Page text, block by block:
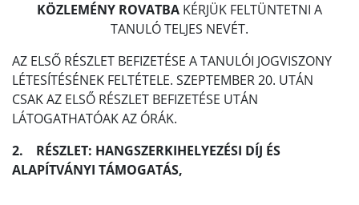
KÖZLEMÉNY ROVATBA KÉRJÜK FELTÜNTETNI A
TANULÓ TELJES NEVÉT.
AZ ELSŐ RÉSZLET BEFIZETÉSE A TANULÓI JOGVISZONY
LÉTESÍTÉSÉNEK FELTÉTELE. SZEPTEMBER 20. UTÁN
CSAK AZ ELSŐ RÉSZLET BEFIZETÉSE UTÁN
LÁTOGATHATÓAK AZ ÓRÁK.
2. RÉSZLET: HANGSZERKIHELYEZÉSI DÍJ ÉS
ALAPÍTVÁNYI TÁMOGATÁS,